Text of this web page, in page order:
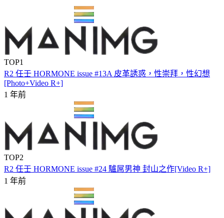
TOP1
R2 任壬 HORMONE issue #13A 皮革誘惑，性崇拜，性幻想
[Photo+Video R+]
1 年前
TOP2
R2 任壬 HORMONE issue #24 驢屌男神 封山之作[Video R+]
1 年前